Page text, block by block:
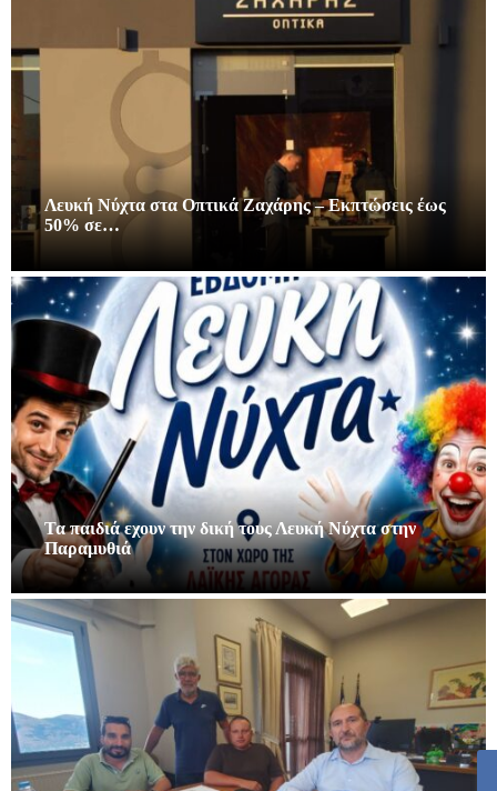
Λευκή Νύχτα στα Οπτικά Ζαχάρης – Εκπτώσεις έως
50% σε…
Τα παιδιά εχουν την δική τους Λευκή Νύχτα στην
Παραμυθιά